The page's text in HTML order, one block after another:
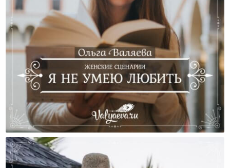
Женские Сценарии. Я Не Умею Любить.